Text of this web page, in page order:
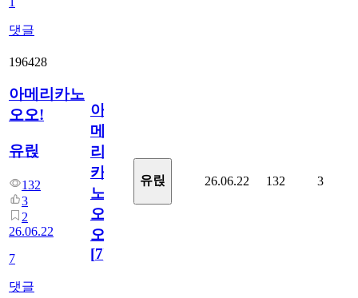
댓글
196428
아메리카노
오오!
유릱
132
3
2
26.06.22
7
댓글
아
메
리
카
노
오
오!
[7]
유릱 26.06.22 132 3